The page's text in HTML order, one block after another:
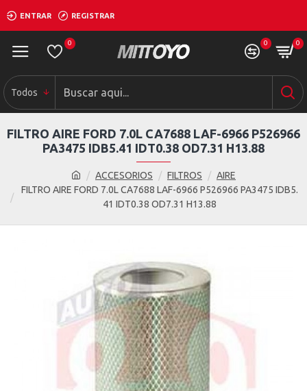
ENTRAR REGISTRAR
0 0 0
Todos
ACCESORIOS FILTROS
AIRE
FILTRO AIRE FORD 7.0L CA7688 LAF-6966 P526966 PA3475 IDB5.
41 IDT0.38 OD7.31 H13.88
FILTRO AIRE FORD 7.0L CA7688 LAF-6966 P526966
PA3475 IDB5.41 IDT0.38 OD7.31 H13.88